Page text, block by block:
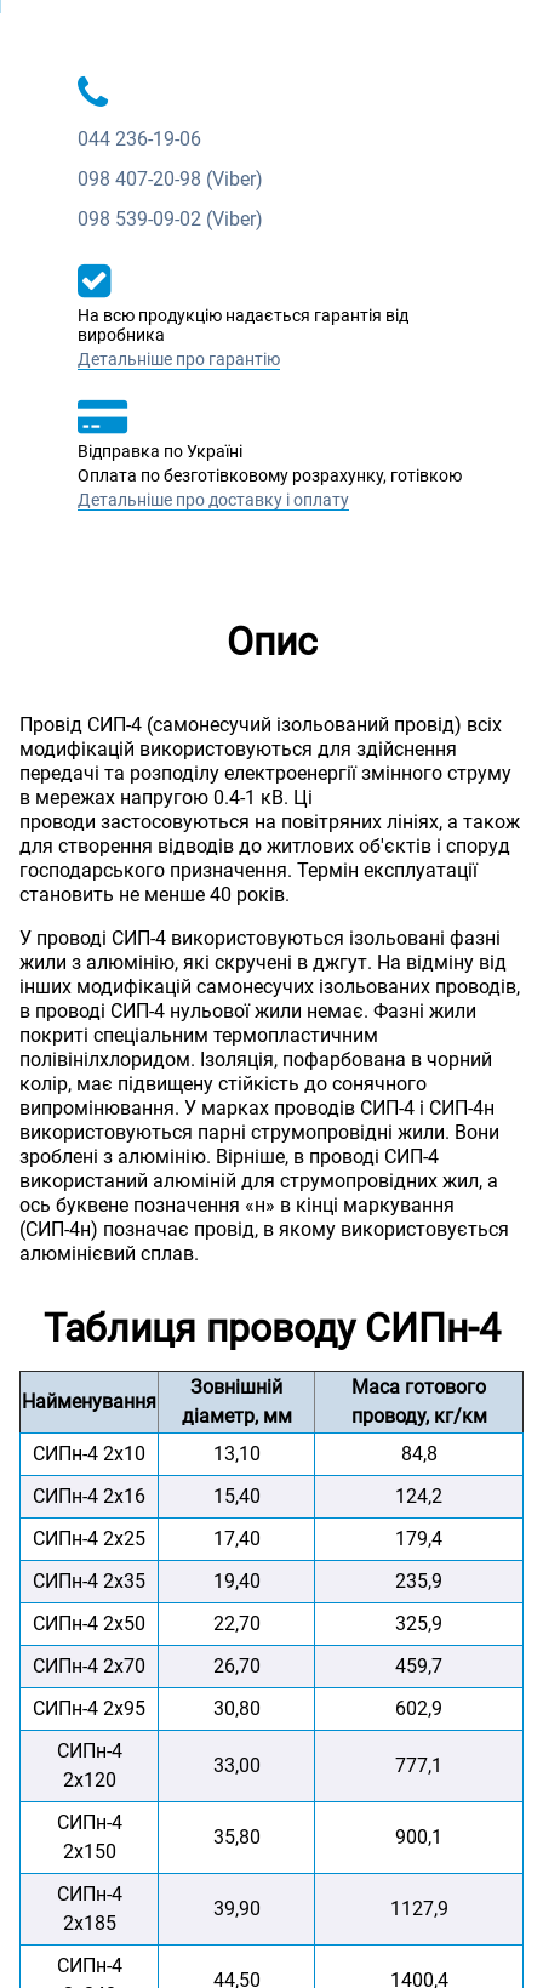
044 236-19-06
098 407-20-98 (Viber)
098 539-09-02 (Viber)
На всю продукцію надається гарантія від
виробника
Детальніше про гарантію
Відправка по Україні
Оплата по безготівковому розрахунку, готівкою
Детальніше про доставку і оплату
Опис
Провід СИП-4 (самонесучий ізольований провід) всіх
модифікацій використовуються для здійснення
передачі та розподілу електроенергії змінного струму
в мережах напругою 0.4-1 кВ. Ці
проводи застосовуються на повітряних лініях, а також
для створення відводів до житлових об'єктів і споруд
господарського призначення. Термін експлуатації
становить не менше 40 років.
У проводі СИП-4 використовуються ізольовані фазні
жили з алюмінію, які скручені в джгут. На відміну від
інших модифікацій самонесучих ізольованих проводів,
в проводі СИП-4 нульової жили немає. Фазні жили
покриті спеціальним термопластичним
полівінілхлоридом. Ізоляція, пофарбована в чорний
колір, має підвищену стійкість до сонячного
випромінювання. У марках проводів СИП-4 і СИП-4н
використовуються парні струмопровідні жили. Вони
зроблені з алюмінію. Вірніше, в проводі СИП-4
використаний алюміній для струмопровідних жил, а
ось буквене позначення «н» в кінці маркування
(СИП-4н) позначає провід, в якому використовується
алюмінієвий сплав.
Таблиця проводу СИПн-4
Найменування
Зовнішній
діаметр, мм
Маса готового
проводу, кг/км
СИПн-4 2х10
13,10
84,8
СИПн-4 2х16
15,40
124,2
СИПн-4 2х25
17,40
179,4
СИПн-4 2х35
19,40
235,9
СИПн-4 2х50
22,70
325,9
СИПн-4 2х70
26,70
459,7
СИПн-4 2х95
30,80
602,9
СИПн-4
2х120
33,00 777,1
СИПн-4
2х150
35,80 900,1
СИПн-4
2х185
39,90 1127,9
СИПн-4
44,50 1400,4